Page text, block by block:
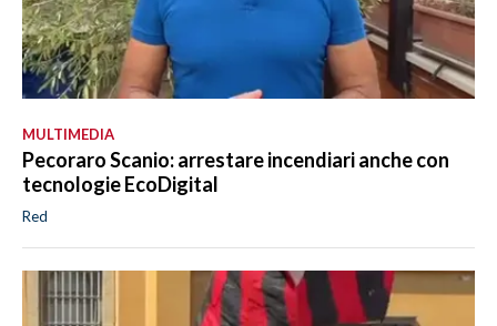
MULTIMEDIA
Pecoraro Scanio: arrestare incendiari anche con
tecnologie EcoDigital
Red